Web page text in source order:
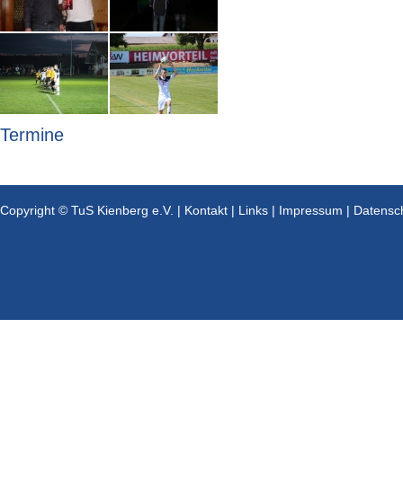
Termine
Copyright © TuS Kienberg e.V. | Kontakt | Links | Impressum |